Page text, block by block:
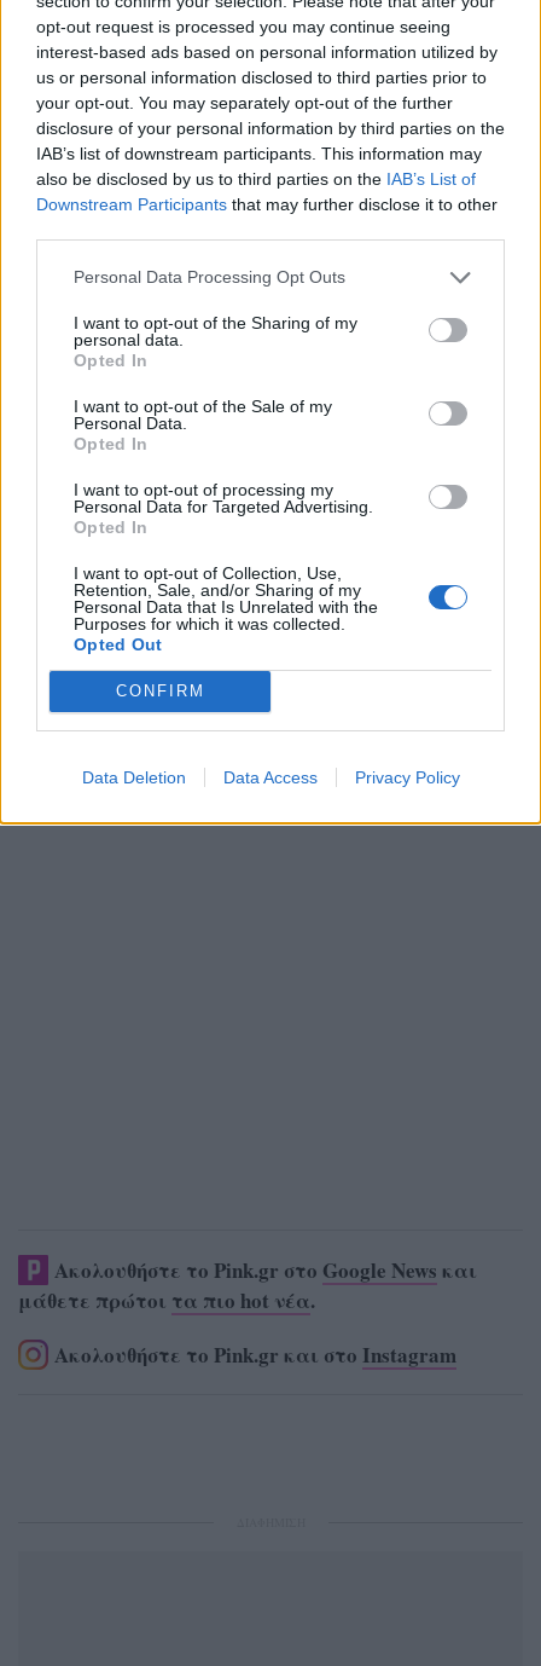
opt-out request is processed you may continue seeing
interest-based ads based on personal information utilized by
us or personal information disclosed to third parties prior to
your opt-out. You may separately opt-out of the further
disclosure of your personal information by third parties on the
IAB’s list of downstream participants. This information may
also be disclosed by us to third parties on the IAB’s List of
Downstream Participants that may further disclose it to other
Personal Data Processing Opt Outs
I want to opt-out of the Sharing of my
personal data.
Opted In
I want to opt-out of the Sale of my
Personal Data.
Opted In
I want to opt-out of processing my
Personal Data for Targeted Advertising.
Opted In
I want to opt-out of Collection, Use,
Retention, Sale, and/or Sharing of my
Personal Data that Is Unrelated with the
Purposes for which it was collected.
Opted Out
CONFIRM
Data Deletion Data Access Privacy Policy
Πώς
καταλαβαίνετε
αν έχετε
περίοδο ή
απλώς
συμπτώματα
περιόδου;
συμπτώματα περιόδου, όπως
κράμπες ή φούσκωμα και να
μην έχετε περίοδο. Υπάρχει
μια τεράστια γκάμα
συμπτωμάτων που μπορείτε
να νιώσετε ως απόκριση σε
κράμπες, φούσκωμα,
ευαισθησία στο στήθος και κόπωση. Ίσως οφείλεται
στο γεγονός ότι κάποια πρόκειται να έχει περίοδο,
αλλά ίσως και όχι.
Αλλά γενικά, εάν εμφανίσετε συμπτώματα που
είναι ασυνήθιστα για εσάς σχετικά με την περίοδο
σας, θα πρέπει να επισκεφτείτε το γιατρό σας για
να διαπιστώσετε εάν οι αλλαγές αυτές
σχετίζονται με ορμόνες ή εάν συμβαίνει κάτι
άλλο.
Ακολουθήστε το Pink.gr στο Google News και
μάθετε πρώτοι τα πιο hot νέα.
Ακολουθήστε το Pink.gr και στο Instagram